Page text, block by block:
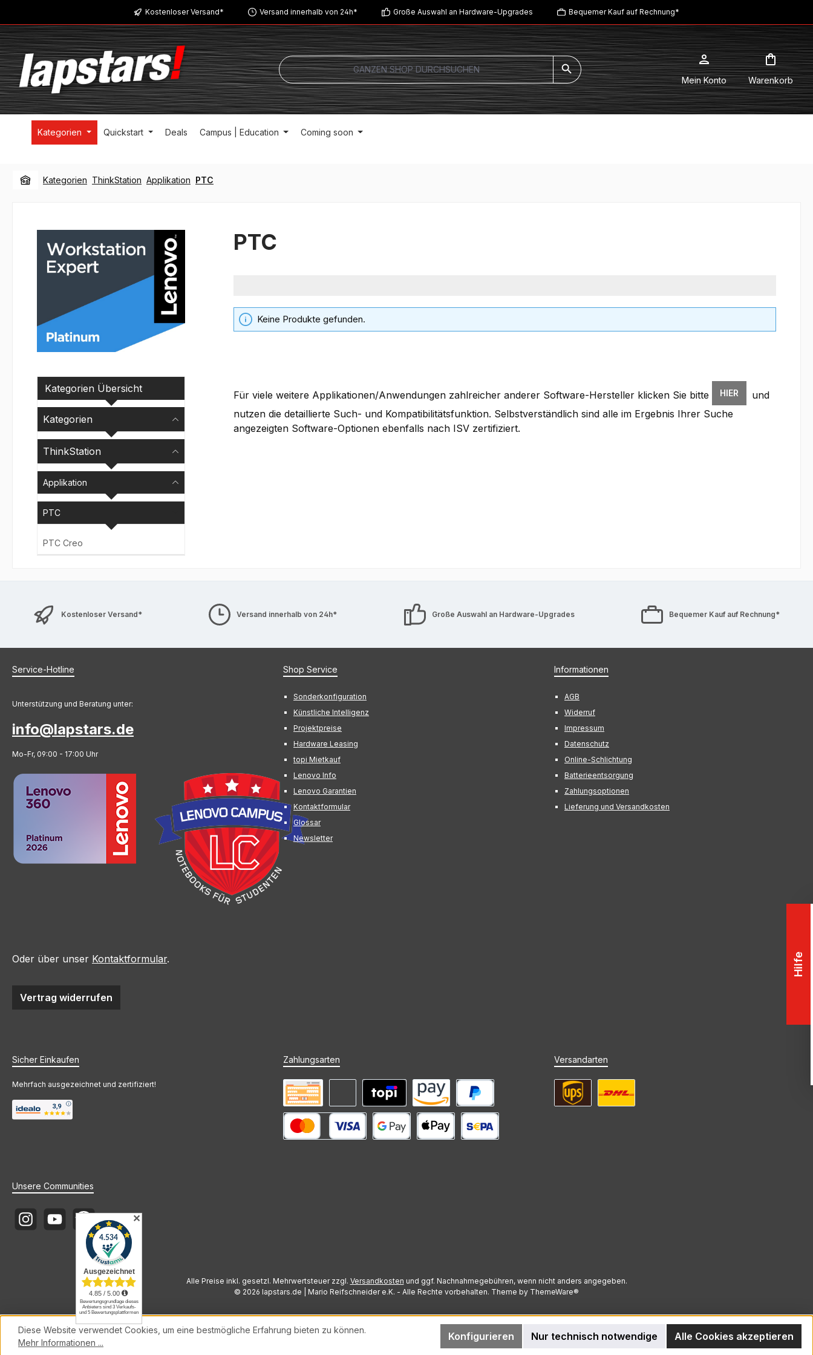
Zur Hauptnavigation springenKostenloser Versand* Versand innerhalb von 24h* Große Auswahl an Hardware-Upgrades Bequemer Kauf auf Rechnung*
Mein Konto Warenkorb
Kategorien Quickstart Deals Campus | Education Coming soon
Kategorien ThinkStation Applikation PTC
Kategorien Übersicht
Kategorien
ThinkStation
Applikation
PTC
PTC Creo
PTC
Keine Produkte gefunden.
Für viele weitere Applikationen/Anwendungen zahlreicher anderer Software-Hersteller klicken Sie bitte HIER
und
nutzen die detaillierte Such- und Kompatibilitätsfunktion. Selbstverständlich sind alle im Ergebnis Ihrer Suche
angezeigten Software-Optionen ebenfalls nach ISV zertifiziert.
Kostenloser Versand* Versand innerhalb von 24h* Große Auswahl an Hardware-Upgrades Bequemer Kauf auf Rechnung*
Service-Hotline
Unterstützung und Beratung unter:
info@lapstars.de
Mo-Fr, 09:00 - 17:00 Uhr
Oder über unser Kontaktformular.
Vertrag widerrufen
Shop Service
Sonderkonfiguration
Künstliche Intelligenz
Projektpreise
Hardware Leasing
topi Mietkauf
Lenovo Info
Lenovo Garantien
Kontaktformular
Glossar
Newsletter
Informationen
AGB
Widerruf
Impressum
Datenschutz
Online-Schlichtung
Batterieentsorgung
Zahlungsoptionen
Lieferung und Versandkosten
Sicher Einkaufen
Mehrfach ausgezeichnet und zertifiziert!
Zahlungsarten
PayPal
Mieten mit topi Amazon Pay
Vorkasse Rechnung (Zahlungsziel)
Versandarten
Unsere Communities
Instagram YouTube Newsletter
Alle Preise inkl. gesetzl. Mehrwertsteuer zzgl. Versandkosten und ggf. Nachnahmegebühren, wenn nicht anders angegeben.
© 2026 lapstars.de | Mario Reifschneider e.K. - Alle Rechte vorbehalten. Theme by ThemeWare®
Hilfe
✕
Diese Website verwendet Cookies, um eine bestmögliche Erfahrung bieten zu können.
Mehr Informationen ...
Nur technisch notwendige
Konfigurieren Alle Cookies akzeptieren